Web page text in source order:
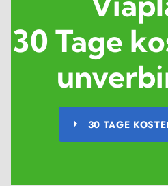
30 Tage
30 TAGE